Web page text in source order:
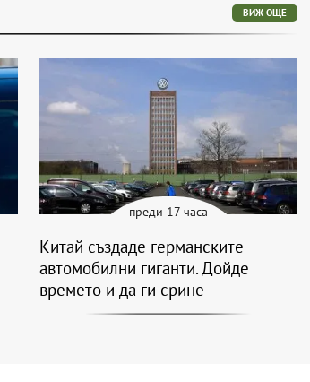
ВИЖ ОЩЕ
преди 17 часа
Китай създаде германските
автомобилни гиганти. Дойде
времето и да ги срине